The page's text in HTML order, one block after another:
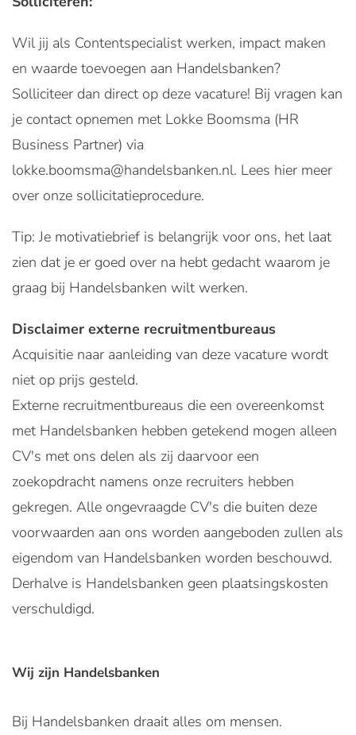
Wil jij als Contentspecialist werken, impact maken
en waarde toevoegen aan Handelsbanken?
Solliciteer dan direct op deze vacature! Bij vragen kan
je contact opnemen met Lokke Boomsma (HR
Business Partner) via
lokke.boomsma@handelsbanken.nl. Lees hier meer
over onze sollicitatieprocedure.
Tip: Je motivatiebrief is belangrijk voor ons, het laat
zien dat je er goed over na hebt gedacht waarom je
graag bij Handelsbanken wilt werken.
Disclaimer externe recruitmentbureaus
Acquisitie naar aanleiding van deze vacature wordt
niet op prijs gesteld.
Externe recruitmentbureaus die een overeenkomst
met Handelsbanken hebben getekend mogen alleen
CV's met ons delen als zij daarvoor een
zoekopdracht namens onze recruiters hebben
gekregen. Alle ongevraagde CV's die buiten deze
voorwaarden aan ons worden aangeboden zullen als
eigendom van Handelsbanken worden beschouwd.
Derhalve is Handelsbanken geen plaatsingskosten
verschuldigd.
Wij zijn Handelsbanken
Bij Handelsbanken draait alles om mensen.